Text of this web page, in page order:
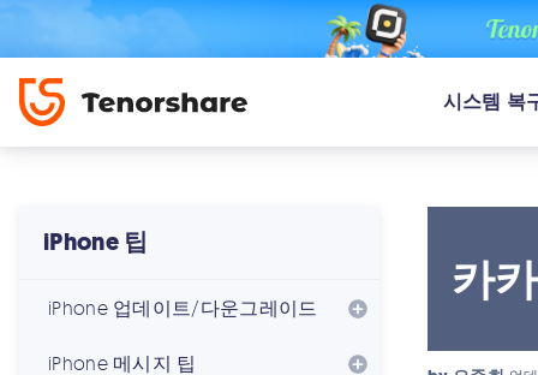
시스템 복
iPhone 팁
iPhone 업데이트/다운그레이드
iPhone 메시지 팁
카